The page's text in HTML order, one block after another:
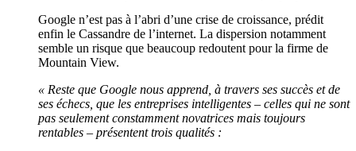
Google n’est pas à l’abri d’une crise de croissance, prédit
enfin le Cassandre de l’internet. La dispersion notamment
semble un risque que beaucoup redoutent pour la firme de
Mountain View.
« Reste que Google nous apprend, à travers ses succès et de
ses échecs, que les entreprises intelligentes – celles qui ne sont
pas seulement constamment novatrices mais toujours
rentables – présentent trois qualités :